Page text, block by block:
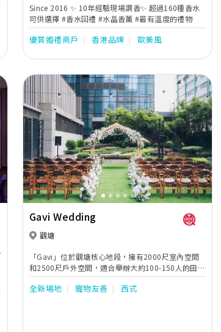
Since 2016 ✨ 10年經驗現場調香✨ 超過160種香水
可供選擇 #香水回禮 #水晶香薰 #最有溫度的禮物
優質婚禮商戶 香港品牌 歐美風
Previous Next
Gavi Wedding
觀塘
「Gavi」位於觀塘核心地段，擁有2000尺室內空間
和2500尺戶外空間，適合舉辦大約100-150人的田園
婚禮。 裝修風格以木質為主，營造出自然舒適的氛
圍，餐廳設有專屬電梯和停車場，為客人提供便利的
全新場地 寵物友善 西式